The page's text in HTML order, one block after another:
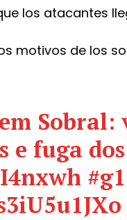
los atacantes
motivos de los
e fuga
#g1